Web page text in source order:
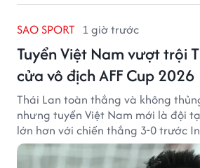
SAO SPORT 1 giờ trước
Tuyển Việt Nam vượt trội
cửa vô địch AFF Cup 2026
Thái Lan toàn thắng và không
nhưng tuyển Việt Nam mới là đội
lớn hơn với chiến thắng 3-0 trước